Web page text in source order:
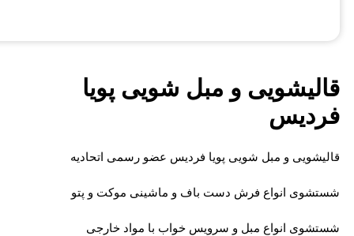
قالیشویی و مبل شویی پویا
فردیس
قالیشویی و مبل شویی پویا فردیس عضو رسمی اتحادیه
شستشوی انواع فرش دست باف و ماشینی موکت و پتو
شستشوی انواع مبل و سرویس خواب با مواد خارجی